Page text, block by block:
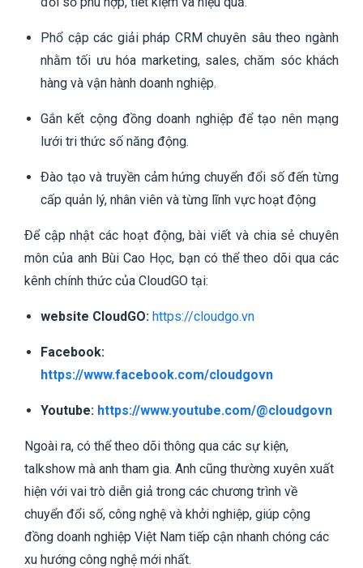
Phổ cập các giải pháp CRM chuyên sâu theo ngành
nhằm tối ưu hóa marketing, sales, chăm sóc khách
hàng và vận hành doanh nghiệp.
Gắn kết cộng đồng doanh nghiệp để tạo nên mạng
lưới tri thức số năng động.
Đào tạo và truyền cảm hứng chuyển đổi số đến từng
cấp quản lý, nhân viên và từng lĩnh vực hoạt động
Để cập nhật các hoạt động, bài viết và chia sẻ chuyên
môn của anh Bùi Cao Học, bạn có thể theo dõi qua các
kênh chính thức của CloudGO tại:
website CloudGO: https://cloudgo.vn
Facebook:
https://www.facebook.com/cloudgovn
Youtube: https://www.youtube.com/@cloudgovn
Ngoài ra, có thể theo dõi thông qua các sự kiện,
talkshow mà anh tham gia. Anh cũng thường xuyên xuất
hiện với vai trò diễn giả trong các chương trình về
chuyển đổi số, công nghệ và khởi nghiệp, giúp cộng
đồng doanh nghiệp Việt Nam tiếp cận nhanh chóng các
xu hướng công nghệ mới nhất.